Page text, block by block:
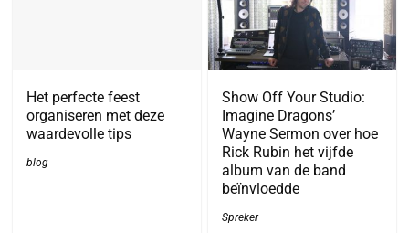
Het perfecte feest
organiseren met deze
waardevolle tips
blog
Show Off Your Studio:
Imagine Dragons’
Wayne Sermon over hoe
Rick Rubin het vijfde
album van de band
beïnvloedde
Spreker